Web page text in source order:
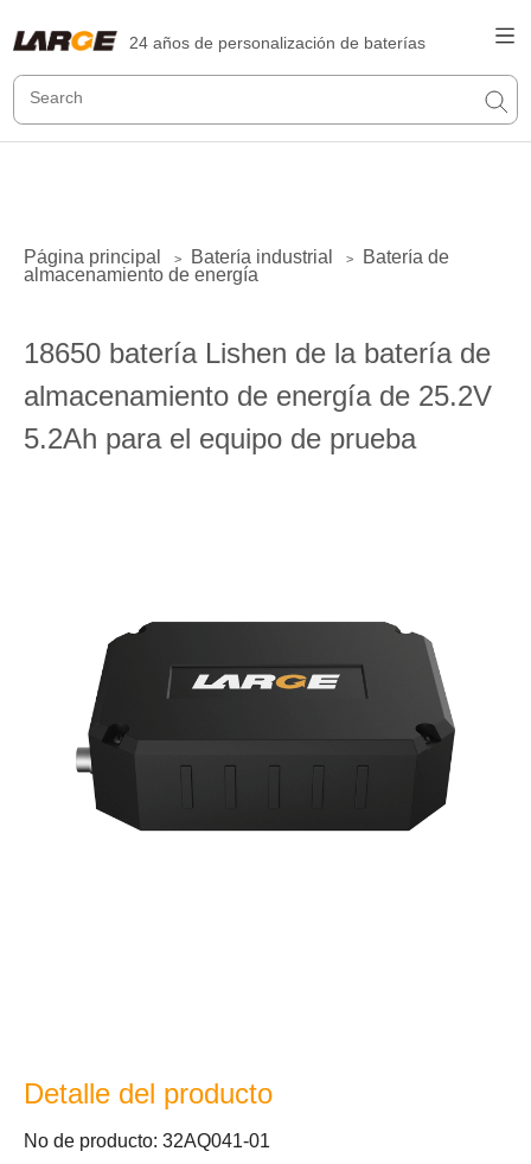
24 años de personalización de baterías
Página principal > Batería industrial >
Batería de
almacenamiento de energía
18650 batería Lishen de la batería de
almacenamiento de energía de 25.2V
5.2Ah para el equipo de prueba
Detalle del producto
No de producto: 32AQ041-01